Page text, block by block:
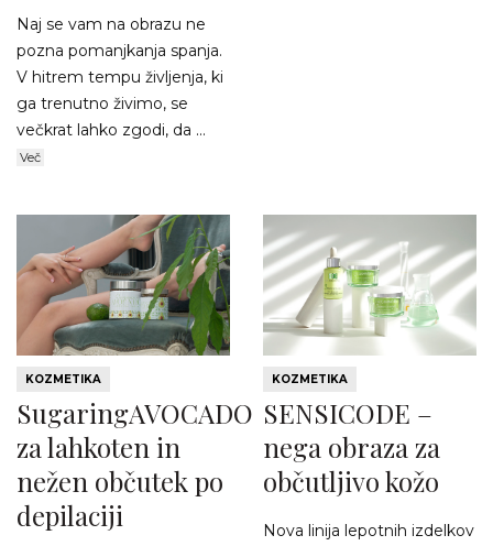
Naj se vam na obrazu ne
pozna pomanjkanja spanja.
V hitrem tempu življenja, ki
ga trenutno živimo, se
večkrat lahko zgodi, da ...
Več
KOZMETIKA
SugaringAVOCADO
za lahkoten in
nežen občutek po
depilaciji
KOZMETIKA
SENSICODE –
nega obraza za
občutljivo kožo
Nova linija lepotnih izdelkov